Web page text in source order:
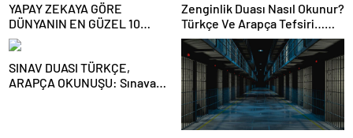
YAPAY ZEKAYA GÖRE
DÜNYANIN EN GÜZEL 10
YEMEĞİ! Türkiye bakın kaçıncı
sırada! İşte ChatGPT tek tek
sıraladı!
Zenginlik Duası Nasıl Okunur?
Türkçe Ve Arapça Tefsiri…
Zenginleşmek Ve Bereket
İçin Okunan Dua Hangisidir?
Zenginlik Duası Arapça
SINAV DUASI TÜRKÇE,
ARAPÇA OKUNUŞU: Sınava